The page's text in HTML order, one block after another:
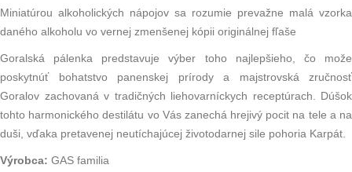
Miniatúrou alkoholických nápojov sa rozumie prevažne malá vzorka
daného alkoholu vo vernej zmenšenej kópii originálnej fľaše
Goralská pálenka predstavuje výber toho najlepšieho, čo može
poskytnúť bohatstvo panenskej prírody a majstrovská zručnosť
Goralov zachovaná v tradičných liehovarníckych receptúrach. Dúšok
tohto harmonického destilátu vo Vás zanechá hrejivý pocit na tele a na
duši, vďaka pretavenej neutíchajúcej životodarnej sile pohoria Karpát.
Výrobca: GAS familia